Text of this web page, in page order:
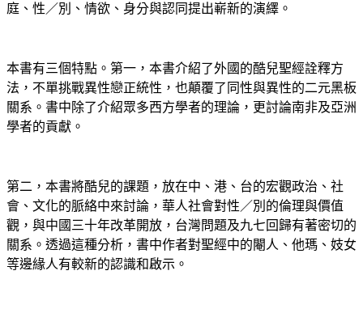
庭、性／別、情欲、身分與認同提出嶄新的演繹。
本書有三個特點。第一，本書介紹了外國的酷兒聖經詮釋方
法，不單挑戰異性戀正統性，也顛覆了同性與異性的二元黑板
關系。書中除了介紹眾多西方學者的理論，更討論南非及亞洲
學者的貢獻。
第二，本書將酷兒的課題，放在中、港、台的宏觀政治、社
會、文化的脈絡中來討論，華人社會對性／別的倫理與價值
觀，與中國三十年改革開放，台灣問題及九七回歸有著密切的
關系。透過這種分析，書中作者對聖經中的閹人、他瑪、妓女
等邊緣人有較新的認識和啟示。